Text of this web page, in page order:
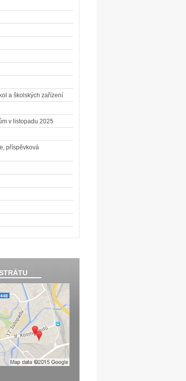
a školských zařízení
v listopadu 2025
příspěvková